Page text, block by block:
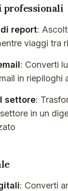
professionali
report:
viaggi tra
: Converti
in riepiloghi
settore:
in un
: Converti